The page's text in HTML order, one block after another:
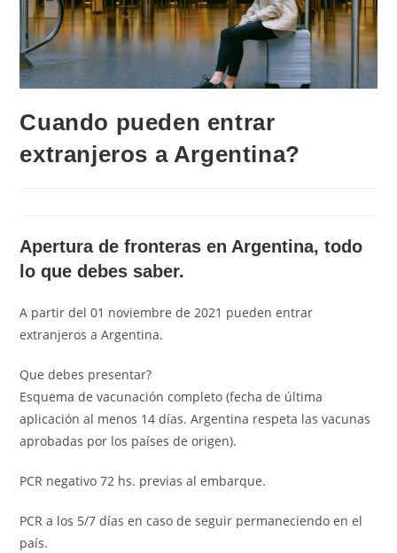
Cuando pueden entrar
extranjeros a Argentina?
Apertura de fronteras en Argentina, todo
lo que debes saber.
A partir del 01 noviembre de 2021 pueden entrar
extranjeros a Argentina.
Que debes presentar?
Esquema de vacunación completo (fecha de última
aplicación al menos 14 días. Argentina respeta las vacunas
aprobadas por los países de origen).
PCR negativo 72 hs. previas al embarque.
PCR a los 5/7 días en caso de seguir permaneciendo en el
país.